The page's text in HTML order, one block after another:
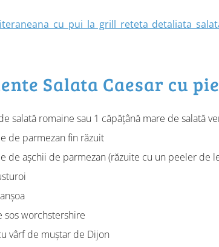
Salata Caesar cu
salată romaine sau 1 căpățână mare de salată
de parmezan fin răzuit
de așchii de parmezan (răzuite cu un peeler de
sos worchstershire
vârf de muștar de Dijon